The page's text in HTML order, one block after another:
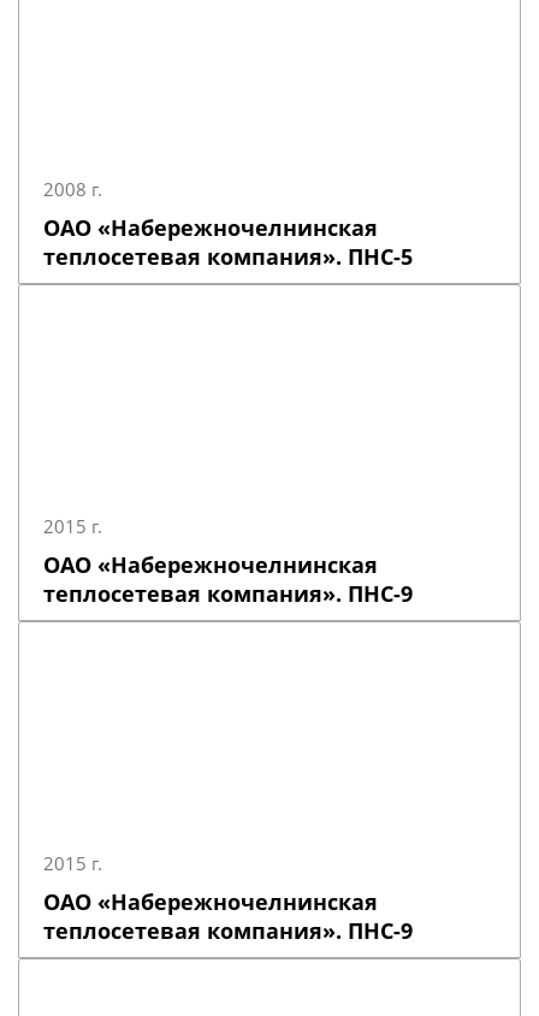
2008 г.
ОАО «Набережночелнинская
теплосетевая компания». ПНС-5
2015 г.
ОАО «Набережночелнинская
теплосетевая компания». ПНС-9
2015 г.
ОАО «Набережночелнинская
теплосетевая компания». ПНС-9